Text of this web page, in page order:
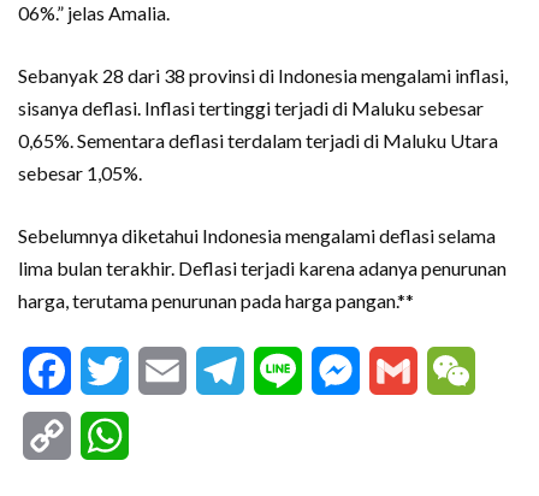
06%.” jelas Amalia.
Sebanyak 28 dari 38 provinsi di Indonesia mengalami inflasi,
sisanya deflasi. Inflasi tertinggi terjadi di Maluku sebesar
0,65%. Sementara deflasi terdalam terjadi di Maluku Utara
sebesar 1,05%.
Sebelumnya diketahui Indonesia mengalami deflasi selama
lima bulan terakhir. Deflasi terjadi karena adanya penurunan
harga, terutama penurunan pada harga pangan.**
FacebookTwitter Email Telegram
Line Messenger
Gmail
Copy